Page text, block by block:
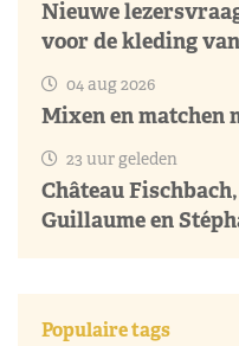
Nieuwe
voor de kleding
04 aug 2026
Mixen en matchen
23 uur geleden
Château
Guillaume en
Populaire tags